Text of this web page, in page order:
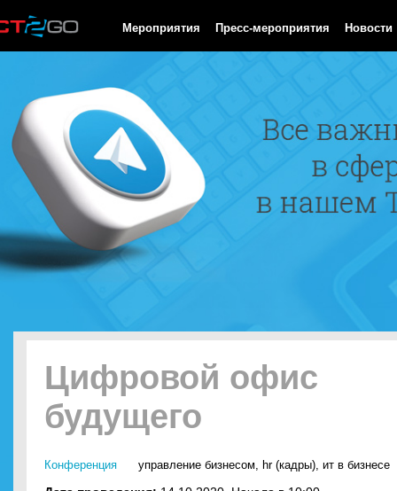
Мероприятия Пресс-мероприятия Новости
Цифровой офис
будущего
Конференция управление бизнесом, hr (кадры), ит в бизнесе